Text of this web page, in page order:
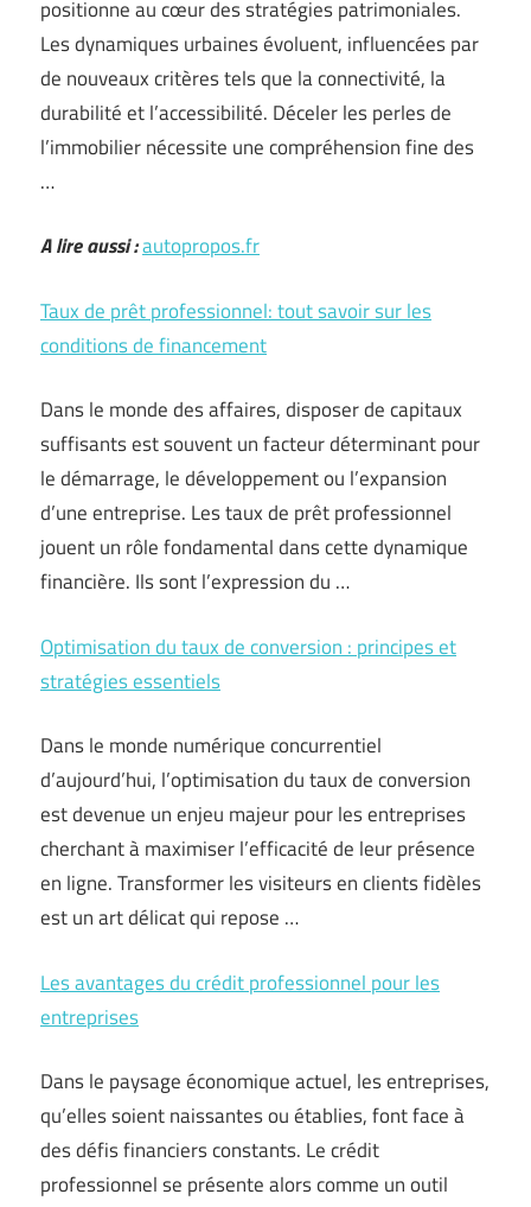
positionne au cœur des stratégies patrimoniales.
Les dynamiques urbaines évoluent, influencées par
de nouveaux critères tels que la connectivité, la
durabilité et l’accessibilité. Déceler les perles de
l’immobilier nécessite une compréhension fine des
…
A lire aussi :autopropos.fr
Taux de prêt professionnel: tout savoir sur les
conditions de financement
Dans le monde des affaires, disposer de capitaux
suffisants est souvent un facteur déterminant pour
le démarrage, le développement ou l’expansion
d’une entreprise. Les taux de prêt professionnel
jouent un rôle fondamental dans cette dynamique
financière. Ils sont l’expression du …
Optimisation du taux de conversion : principes et
stratégies essentiels
Dans le monde numérique concurrentiel
d’aujourd’hui, l’optimisation du taux de conversion
est devenue un enjeu majeur pour les entreprises
cherchant à maximiser l’efficacité de leur présence
en ligne. Transformer les visiteurs en clients fidèles
est un art délicat qui repose …
Les avantages du crédit professionnel pour les
entreprises
Dans le paysage économique actuel, les entreprises,
qu’elles soient naissantes ou établies, font face à
des défis financiers constants. Le crédit
professionnel se présente alors comme un outil